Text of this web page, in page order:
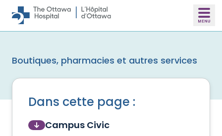
Skip to main content
Boutiques, pharmacies et autres services
Dans cette page :
Campus Civic